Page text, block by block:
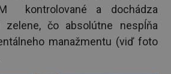
kontrolované a dochádza
zelene, čo absolútne nespĺňa
manažmentu (viď foto